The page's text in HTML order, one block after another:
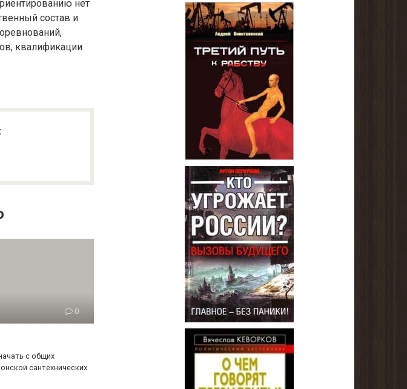
нет
состав и
квалификации
0
с общих
сантехнических